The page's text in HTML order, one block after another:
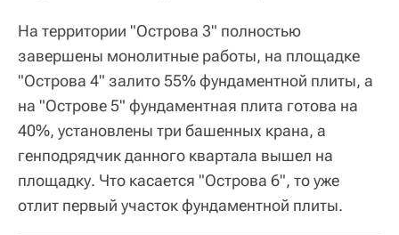
На территории "Острова 3" полностью
завершены монолитные работы, на площадке
"Острова 4" залито 55% фундаментной плиты, а
на "Острове 5" фундаментная плита готова на
40%, установлены три башенных крана, а
генподрядчик данного квартала вышел на
площадку. Что касается "Острова 6", то уже
отлит первый участок фундаментной плиты.